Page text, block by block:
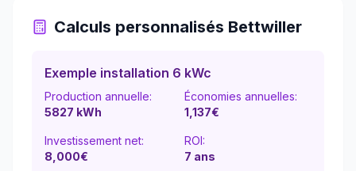
Calculs personnalisés Bettwiller
Exemple installation 6 kWc
Production annuelle:
5827 kWh
Économies annuelles:
1,137€
Investissement net:
8,000€
ROI:
7 ans